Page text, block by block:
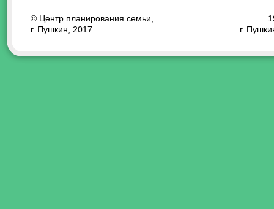
© Центр планирования семьи,
г. Пушкин, 2017
г.